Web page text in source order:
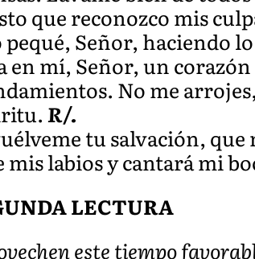
que reconozco mis
pequé, Señor, haciendo
en mí, Señor, un
No me
R/.
tu salvación,
mis labios y cantará mi
LECTURA
este tiempo